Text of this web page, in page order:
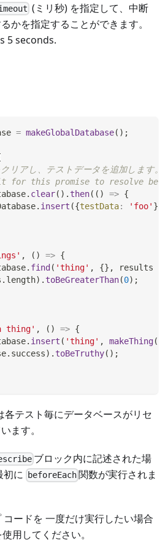
(ミリ秒) を指定して、中断
かを指定することができます。
5 seconds.
= makeGlobalDatabase( ) ;
リアし、テストデータを追加します。
this promise to resolve
. clear( ) . then( ( ) => {
. insert ({testData: 'foo' }
, ( ) => {
. find ( 'thing' , {} , results
. length) . toBeGreaterThan(0) ;
thing' , ( ) => {
. insert ( 'thing' , makeThing(
. success) . toBeTruthy( ) ;
各テスト毎にデータベースがリセ
ます。
ブロック内に記述された場
初に
beforeEach 関数が実行されま
ードを 一度だけ実行したい場合
用してください。